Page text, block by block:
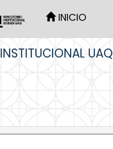
INICIO
UAQ